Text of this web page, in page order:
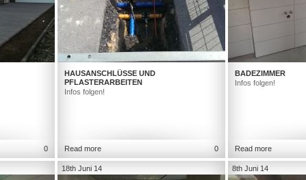
0
HAUSANSCHLÜSSE UND
PFLASTERARBEITEN
Infos folgen!
Read more 0
BADEZIMMER
Infos folgen!
Read more
18th Juni 14 8th Juni 14